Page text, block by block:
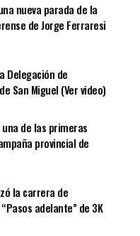
nueva parada de la
de Jorge Ferraresi
Delegación de
San Miguel (Ver video)
de las primeras
provincial de
la carrera de
adelante” de 3K